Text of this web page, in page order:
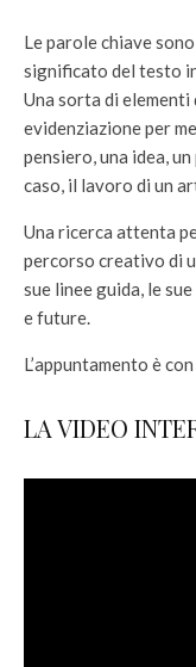
Le parole chiave
significato del testo
Una sorta di elementi
evidenziazione per
pensiero, una idea,
caso, il lavoro di un
Una ricerca attenta
percorso creativo di
sue linee guida, le
e future.
L’appuntamento è con
LA VIDEO